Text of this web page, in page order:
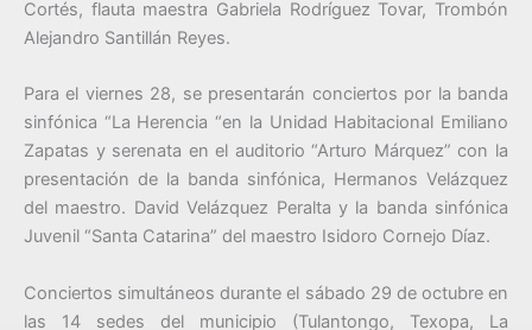
Cortés, flauta maestra Gabriela Rodríguez Tovar, Trombón
Alejandro Santillán Reyes.
Para el viernes 28, se presentarán conciertos por la banda
sinfónica “La Herencia “en la Unidad Habitacional Emiliano
Zapatas y serenata en el auditorio “Arturo Márquez” con la
presentación de la banda sinfónica, Hermanos Velázquez
del maestro. David Velázquez Peralta y la banda sinfónica
Juvenil “Santa Catarina” del maestro Isidoro Cornejo Díaz.
Conciertos simultáneos durante el sábado 29 de octubre en
las 14 sedes del municipio (Tulantongo, Texopa, La